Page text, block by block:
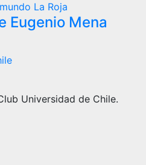
La Roja
Eugenio Mena
Universidad de Chile.